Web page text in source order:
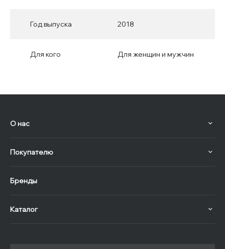
Год выпуска 2018
Для кого Для женщин и мужчин
О нас
Покупателю
Бренды
Каталог